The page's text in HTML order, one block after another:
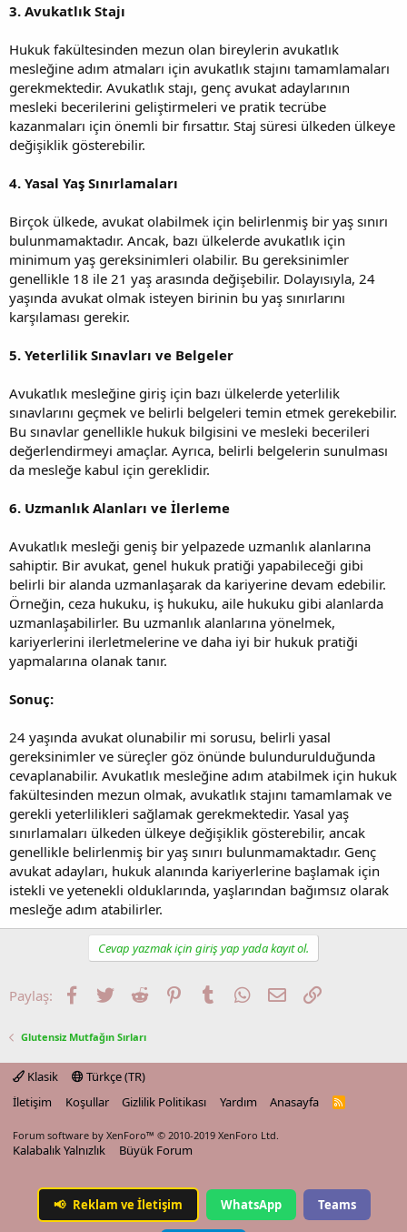
3. Avukatlık Stajı
Hukuk fakültesinden mezun olan bireylerin avukatlık
mesleğine adım atmaları için avukatlık stajını tamamlamaları
gerekmektedir. Avukatlık stajı, genç avukat adaylarının
mesleki becerilerini geliştirmeleri ve pratik tecrübe
kazanmaları için önemli bir fırsattır. Staj süresi ülkeden ülkeye
değişiklik gösterebilir.
4. Yasal Yaş Sınırlamaları
Birçok ülkede, avukat olabilmek için belirlenmiş bir yaş sınırı
bulunmamaktadır. Ancak, bazı ülkelerde avukatlık için
minimum yaş gereksinimleri olabilir. Bu gereksinimler
genellikle 18 ile 21 yaş arasında değişebilir. Dolayısıyla, 24
yaşında avukat olmak isteyen birinin bu yaş sınırlarını
karşılaması gerekir.
5. Yeterlilik Sınavları ve Belgeler
Avukatlık mesleğine giriş için bazı ülkelerde yeterlilik
sınavlarını geçmek ve belirli belgeleri temin etmek gerekebilir.
Bu sınavlar genellikle hukuk bilgisini ve mesleki becerileri
değerlendirmeyi amaçlar. Ayrıca, belirli belgelerin sunulması
da mesleğe kabul için gereklidir.
6. Uzmanlık Alanları ve İlerleme
Avukatlık mesleği geniş bir yelpazede uzmanlık alanlarına
sahiptir. Bir avukat, genel hukuk pratiği yapabileceği gibi
belirli bir alanda uzmanlaşarak da kariyerine devam edebilir.
Örneğin, ceza hukuku, iş hukuku, aile hukuku gibi alanlarda
uzmanlaşabilirler. Bu uzmanlık alanlarına yönelmek,
kariyerlerini ilerletmelerine ve daha iyi bir hukuk pratiği
yapmalarına olanak tanır.
Sonuç:
24 yaşında avukat olunabilir mi sorusu, belirli yasal
gereksinimler ve süreçler göz önünde bulundurulduğunda
cevaplanabilir. Avukatlık mesleğine adım atabilmek için hukuk
fakültesinden mezun olmak, avukatlık stajını tamamlamak ve
gerekli yeterlilikleri sağlamak gerekmektedir. Yasal yaş
sınırlamaları ülkeden ülkeye değişiklik gösterebilir, ancak
genellikle belirlenmiş bir yaş sınırı bulunmamaktadır. Genç
avukat adayları, hukuk alanında kariyerlerine başlamak için
istekli ve yetenekli olduklarında, yaşlarından bağımsız olarak
mesleğe adım atabilirler.
Cevap yazmak için giriş yap yada kayıt ol.
Paylaş: Facebook
TwitterReddit PinterestTumblrWhatsApp
E-postaLink
Glutensiz Mutfağın Sırları
Klasik
Türkçe (TR)
İletişim
Koşullar Gizlilik Politikası Yardım Anasayfa
R
Forum software by XenForo™ © 2010-2019 XenForo Ltd.
Kalabalık Yalnızlık Büyük Forum
📢 Reklam ve İletişim WhatsApp Teams